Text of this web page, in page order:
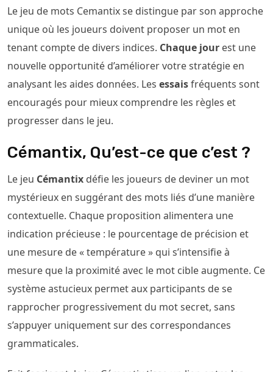
Le jeu de mots Cemantix se distingue par son approche
unique où les joueurs doivent proposer un mot en
tenant compte de divers indices. Chaque jour est une
nouvelle opportunité d’améliorer votre stratégie en
analysant les aides données. Les essaisfréquents sont
encouragés pour mieux comprendre les règles et
progresser dans le jeu.
Cémantix, Qu’est-ce que c’est ?
Le jeu Cémantix défie les joueurs de deviner un mot
mystérieux en suggérant des mots liés d’une manière
contextuelle. Chaque proposition alimentera une
indication précieuse : le pourcentage de précision et
une mesure de « température » qui s’intensifie à
mesure que la proximité avec le mot cible augmente. Ce
système astucieux permet aux participants de se
rapprocher progressivement du mot secret, sans
s’appuyer uniquement sur des correspondances
grammaticales.